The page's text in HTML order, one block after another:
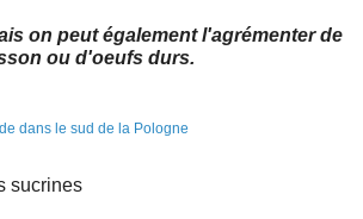
on peut également l'agrémenter de
ou d'oeufs durs.
sucrines